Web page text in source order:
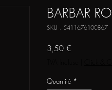
BARBAR
SKU : 5411676100867
3,50 €
Quantité *